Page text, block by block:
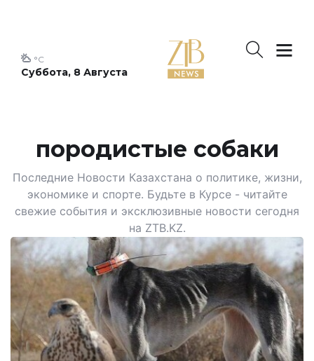
Суббота, 8 Августа
°C
породистые собаки
Последние Новости Казахстана о политике, жизни,
экономике и спорте. Будьте в Курсе - читайте
свежие события и эксклюзивные новости сегодня
на ZTB.KZ.